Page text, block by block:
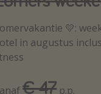
💛:
in augustus
€ 47 p.p.